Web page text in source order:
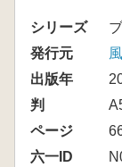
シリーズ
発行元
出版年
判
ページ
六一ID